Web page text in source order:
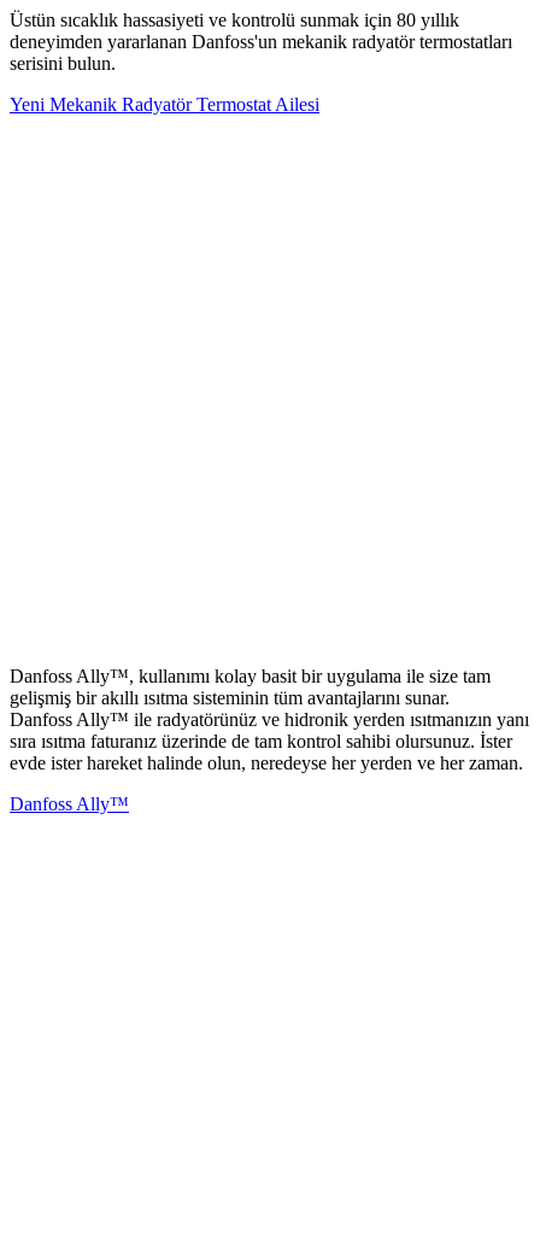
Üstün sıcaklık hassasiyeti ve kontrolü sunmak için 80 yıllık
deneyimden yararlanan Danfoss'un mekanik radyatör termostatları
serisini bulun.
Yeni Mekanik Radyatör Termostat Ailesi
Danfoss Ally™, kullanımı kolay basit bir uygulama ile size tam
gelişmiş bir akıllı ısıtma sisteminin tüm avantajlarını sunar.
Danfoss Ally™ ile radyatörünüz ve hidronik yerden ısıtmanızın yanı
sıra ısıtma faturanız üzerinde de tam kontrol sahibi olursunuz. İster
evde ister hareket halinde olun, neredeyse her yerden ve her zaman.
Danfoss Ally™